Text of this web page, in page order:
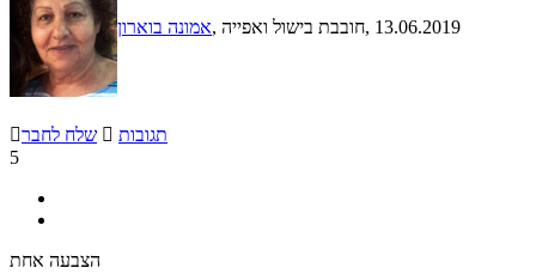
אמונה בוארון , חובבת בישול ואפייה, 13.06.2019
שלח לחבר  תגובות
5
הצבעה אחת